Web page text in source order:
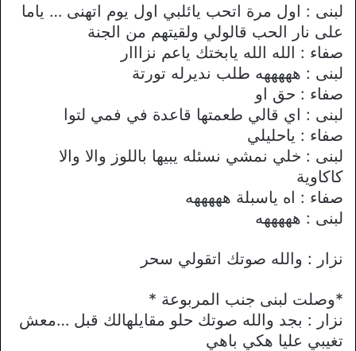
لبنى : اول مرة اتحب يائلبي اول يوم اتهنى … ياما
على نار الحب قالولي ولقيتهم من الجنة
صفاء : الله الله يابختك ياعم نزااار
لبنى : هههههه طلب نديرله تورتة
صفاء : حق او
لبنى : اي قالي طعمتها قاعدة في فمي لتوا
صفاء : ياحليلي
لبنى : خلي نمشي نسئله يبيها باللوز واﻻ واﻻ
كاكاوية
صفاء : اه ياسبلة هههههه
لبنى : هههههه
نزار : والله صوتك اتقولي سحر
*وصلت لبنى جنب المربوعة *
نزار : بجد والله صوتك حلو مقايلهالك قبل …معش
تغيبي عليا هكي باهي